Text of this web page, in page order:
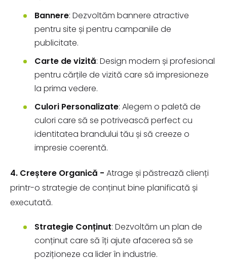
Bannere: Dezvoltăm bannere atractive
pentru site și pentru campaniile de
publicitate.
Carte de vizită: Design modern și profesional
pentru cărțile de vizită care să impresioneze
la prima vedere.
Culori Personalizate: Alegem o paletă de
culori care să se potrivească perfect cu
identitatea brandului tău și să creeze o
impresie coerentă.
4. Creștere Organică - Atrage și păstrează clienți
printr-o strategie de conținut bine planificată și
executată.
Strategie Conținut: Dezvoltăm un plan de
conținut care să îți ajute afacerea să se
poziționeze ca lider în industrie.